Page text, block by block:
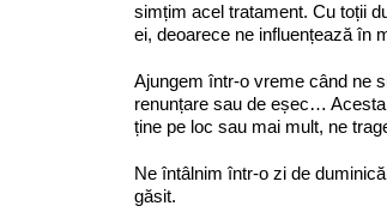
simțim acel tratament. Cu toții
ei, deoarece ne influențează în
Ajungem într-o vreme când ne
renunțare sau de eșec…
ține pe loc sau mai mult, ne
Ne întâlnim într-o zi de
găsit.